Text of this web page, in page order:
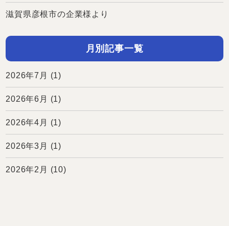
滋賀県彦根市の企業様より
月別記事一覧
2026年7月 (1)
2026年6月 (1)
2026年4月 (1)
2026年3月 (1)
2026年2月 (10)